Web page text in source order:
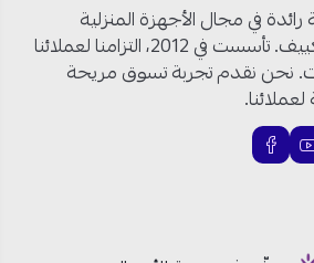
في مجال الأجهزة المنزلية
والكهربائية وأنظمة التكييف. تأسست في 2012، التزامنا لعملائنا
نحن نقدم تجربة تسوق مريحة